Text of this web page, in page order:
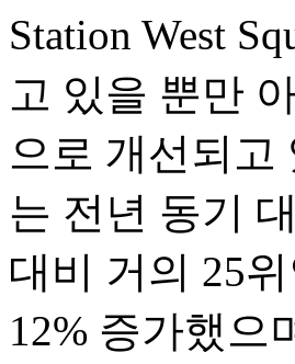
Station West
고 있을 뿐만
으로 개선되고
는 전년 동기
대비 거의 25
12% 증가했으